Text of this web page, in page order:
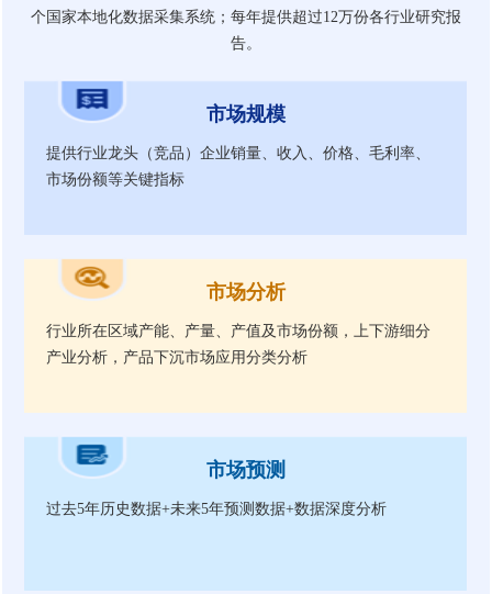
个国家本地化数据采集系统；每年提供超过12万份各行业研究报
告。
市场规模
提供行业龙头（竞品）企业销量、收入、价格、毛利率、
市场份额等关键指标
市场分析
行业所在区域产能、产量、产值及市场份额，上下游细分
产业分析，产品下沉市场应用分类分析
市场预测
过去5年历史数据+未来5年预测数据+数据深度分析